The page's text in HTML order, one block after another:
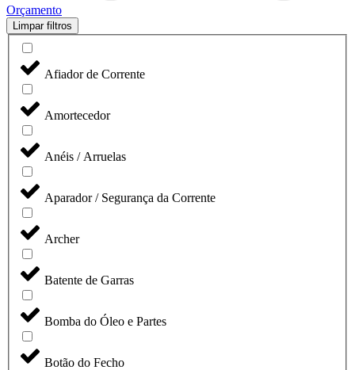
Orçamento
Limpar filtros
Afiador de Corrente
Amortecedor
Anéis / Arruelas
Aparador / Segurança da Corrente
Archer
Batente de Garras
Bomba do Óleo e Partes
Botão do Fecho